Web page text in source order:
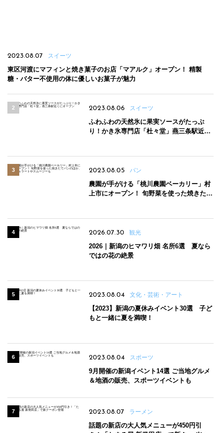
2023.08.07 スイーツ
東区河渡にマフィンと焼き菓子のお店「マアルク」オープン！ 精製
糖・バター不使用の体に優しいお菓子が魅力
2023.08.06 スイーツ
ふわふわの天然氷に果実ソースがたっぷ
り！かき氷専門店「杜々堂」燕三条駅近く
2023.08.05 パン
農園が手がける「桃川農園ベーカリー」村
上市にオープン！ 旬野菜を使った焼きたて
2026.07.30 観光
2026｜新潟のヒマワリ畑 名所6選 夏なら
ではの花の絶景
2023.08.04 文化・芸術・アート
【2023】新潟の夏休みイベント30選 子ど
もと一緒に夏を満喫！
2023.08.04 スポーツ
9月開催の新潟イベント14選 ご当地グルメ
＆地酒の販売、スポーツイベントも
2023.08.07 ラーメン
話題の新店の大人気メニューが450円引